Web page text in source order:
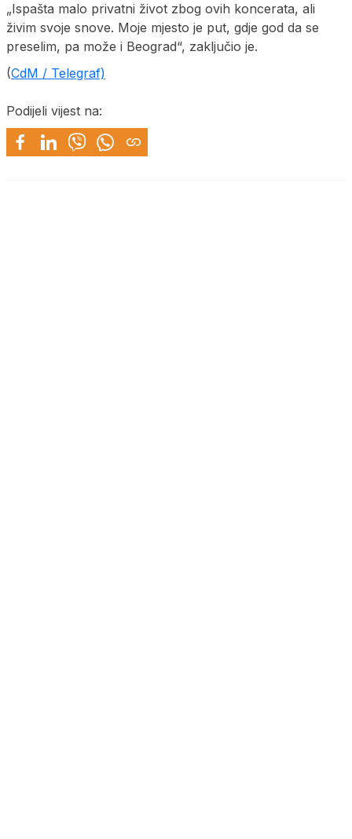
„Ispašta malo privatni život zbog ovih koncerata, ali
živim svoje snove. Moje mjesto je put, gdje god da se
preselim, pa može i Beograd“, zaključio je.
(CdM / Telegraf)
Podijeli vijest na: